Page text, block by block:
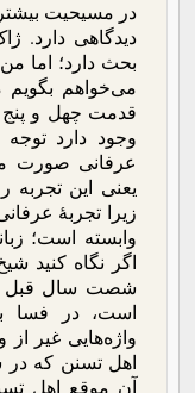
در مسیحیت
دیدگاهی دارد.
بحث دارد؛ اما
می‌خواهم بگویم
قدمت چهل و
وجود دارد توجه
عرفانی صورت
یعنی این تجربه
زیرا تجربۀ
وابسته است؛
اگر نگاه کنید
شصت سال قبل
است، در فسا
واژه‌هایی غیر
اهل تسنن که در
آن موقع اهل